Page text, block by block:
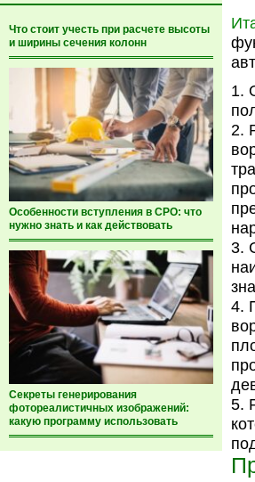
Что стоит учесть при расчете высоты
и ширины сечения колонн
Особенности вступления в СРО: что
нужно знать и как действовать
Секреты генерирования
фотореалистичных изображений:
какую программу использовать